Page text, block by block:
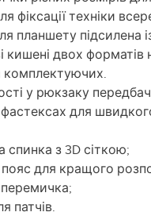
фіксації техніки
планшету підсилена
кишені двох форматів
комплектуючих.
у рюкзаку
фастексах для
спинка з 3D сіткою;
для кращого
перемичка;
патчів.